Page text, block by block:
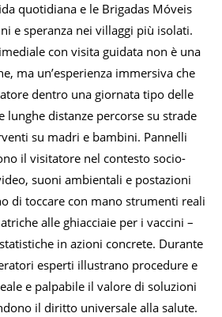
quotidiana e le Brigadas Móveis
e speranza nei villaggi più isolati.
con visita guidata non è una
ma un’esperienza immersiva che
dentro una giornata tipo delle
lunghe distanze percorse su strade
su madri e bambini. Pannelli
il visitatore nel contesto socio-
suoni ambientali e postazioni
di toccare con mano strumenti reali
alle ghiacciaie per i vaccini –
in azioni concrete. Durante
esperti illustrano procedure e
e palpabile il valore di soluzioni
il diritto universale alla salute.